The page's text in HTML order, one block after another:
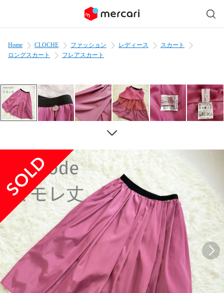
Home CLOCHE ファッション レディース
スカート
ロングスカート
フレアスカート